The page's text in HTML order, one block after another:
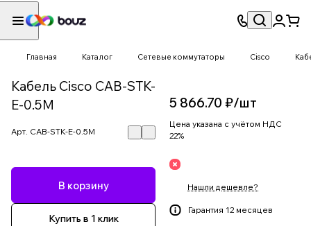
Главная Каталог Сетевые коммутаторы Cisco
Кабель Cisco CAB-STK-
E-0.5M
Арт. CAB-STK-E-0.5M
В корзину
Купить в 1 клик
5 866.70 ₽/шт
Цена указана с учётом НДС
22%
Нашли дешевле?
Гарантия 12 месяцев